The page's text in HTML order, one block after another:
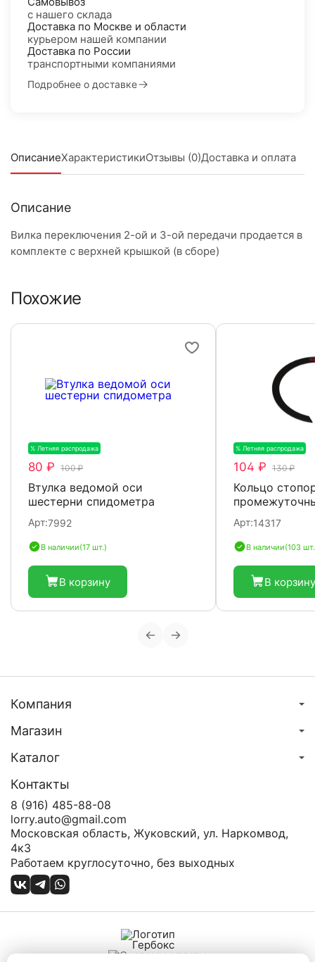
с нашего склада
Доставка по Москве и области
курьером нашей компании
Доставка по России
транспортными компаниями
Подробнее о доставке
ОписаниеХарактеристикиОтзывы (0)Доставка и оплата
Описание
Вилка переключения 2-ой и 3-ой передачи продается в
комплекте с верхней крышкой (в сборе)
Похожие
% Летняя распродажа
80 ₽ 100 ₽
Втулка ведомой оси
шестерни спидометра
Арт:7992
В наличии(17 шт.)
В корзину
% Летняя распродажа
104 ₽ 130 ₽
Кольцо
Арт:14317
В наличии(103
В корзину
Компания
Магазин
Каталог
Контакты
8 (916) 485-88-08
lorry.auto@gmail.com
Московская область, Жуковский, ул. Наркомвод,
4к3
Работаем круглосуточно, без выходных